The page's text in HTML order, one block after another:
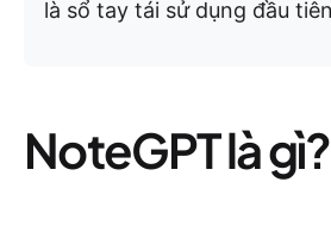
là sổ tay tái sử dụng đầu
NoteGPT là gì?